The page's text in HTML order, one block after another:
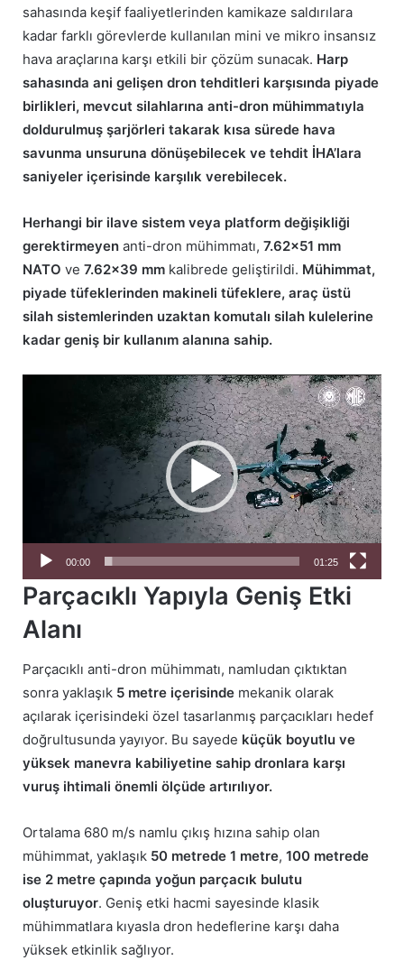
sahasında keşif faaliyetlerinden kamikaze saldırılara
kadar farklı görevlerde kullanılan mini ve mikro insansız
hava araçlarına karşı etkili bir çözüm sunacak. Harp
sahasında ani gelişen dron tehditleri karşısında piyade
birlikleri, mevcut silahlarına anti-dron mühimmatıyla
doldurulmuş şarjörleri takarak kısa sürede hava
savunma unsuruna dönüşebilecek ve tehdit İHA’lara
saniyeler içerisinde karşılık verebilecek.
Herhangi bir ilave sistem veya platform değişikliği
gerektirmeyen anti-dron mühimmatı, 7.62×51 mm
NATO ve 7.62×39 mm kalibrede geliştirildi. Mühimmat,
piyade tüfeklerinden makineli tüfeklere, araç üstü
silah sistemlerinden uzaktan komutalı silah kulelerine
kadar geniş bir kullanım alanına sahip.
00:00 01:25
Parçacıklı Yapıyla Geniş Etki
Alanı
Parçacıklı anti-dron mühimmatı, namludan çıktıktan
sonra yaklaşık 5 metre içerisinde mekanik olarak
açılarak içerisindeki özel tasarlanmış parçacıkları hedef
doğrultusunda yayıyor. Bu sayede küçük boyutlu ve
yüksek manevra kabiliyetine sahip dronlara karşı
vuruş ihtimali önemli ölçüde artırılıyor.
Ortalama 680 m/s namlu çıkış hızına sahip olan
mühimmat, yaklaşık 50 metrede 1 metre, 100 metrede
ise 2 metre çapında yoğun parçacık bulutu
oluşturuyor. Geniş etki hacmi sayesinde klasik
mühimmatlara kıyasla dron hedeflerine karşı daha
yüksek etkinlik sağlıyor.